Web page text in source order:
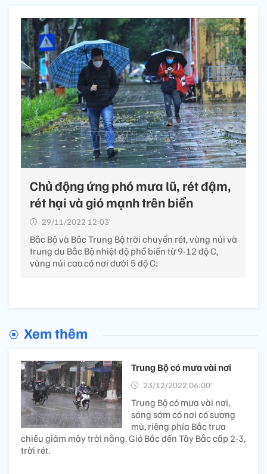
Chủ động ứng phó mưa lũ, rét đậm,
rét hại và gió mạnh trên biển
29/11/2022 12:03’
Bắc Bộ và Bắc Trung Bộ trời chuyển rét, vùng núi và
trung du Bắc Bộ nhiệt độ phổ biến từ 9-12 độ C,
vùng núi cao có nơi dưới 5 độ C;
Xem thêm
Trung Bộ có mưa vài nơi
23/12/2022 06:00’
Trung Bộ có mưa vài nơi,
sáng sớm có nơi có sương
mù, riêng phía Bắc trưa
chiều giảm mây trời nắng. Gió Bắc đến Tây Bắc cấp 2-3,
trời rét.